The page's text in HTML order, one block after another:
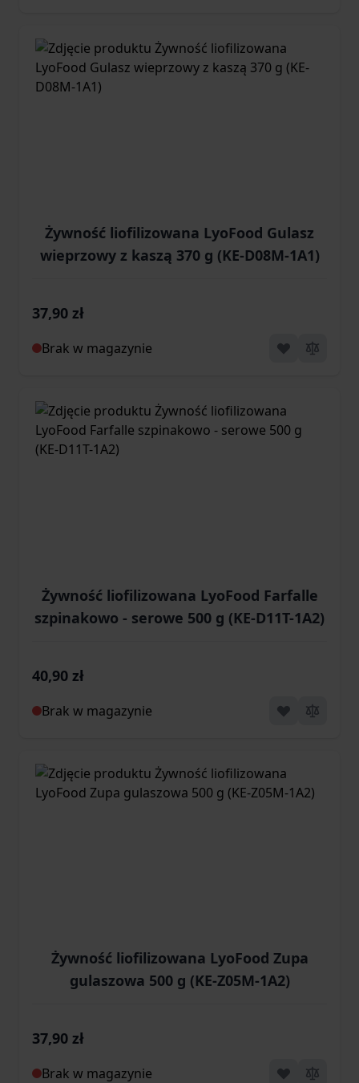
Żywność liofilizowana LyoFood Gulasz
wieprzowy z kaszą 370 g (KE-D08M-1A1)
37,90 zł
Brak w magazynie
Żywność liofilizowana LyoFood Farfalle
szpinakowo - serowe 500 g (KE-D11T-1A2)
40,90 zł
Brak w magazynie
Żywność liofilizowana LyoFood Zupa
gulaszowa 500 g (KE-Z05M-1A2)
37,90 zł
Brak w magazynie